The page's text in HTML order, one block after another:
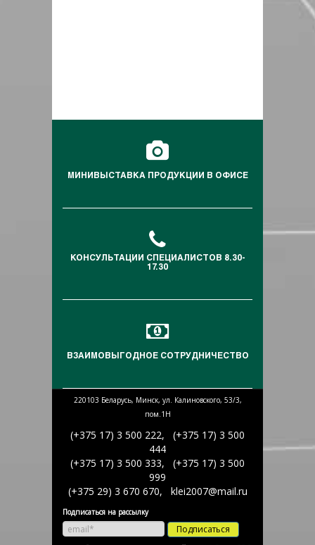
МИНИВЫСТАВКА ПРОДУКЦИИ В ОФИСЕ
КОНСУЛЬТАЦИИ СПЕЦИАЛИСТОВ 8.30-
17.30
ВЗАИМОВЫГОДНОЕ СОТРУДНИЧЕСТВО
220103 Беларусь, Минск, ул. Калиновского, 53/3,
пом.1Н
(+375 17) 3 500 222, (+375 17) 3 500
444
(+375 17) 3 500 333, (+375 17) 3 500
999
(+375 29) 3 670 670, klei2007@mail.ru
Подписаться на рассылку
Подписаться